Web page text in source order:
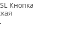
Кнопка